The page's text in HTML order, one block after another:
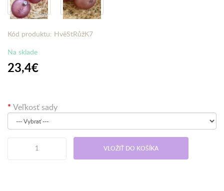
Kód produktu: HvěStRůžK7
Na sklade
23,4€
Veľkosť sady
VLOŽIŤ DO KOŠÍKA